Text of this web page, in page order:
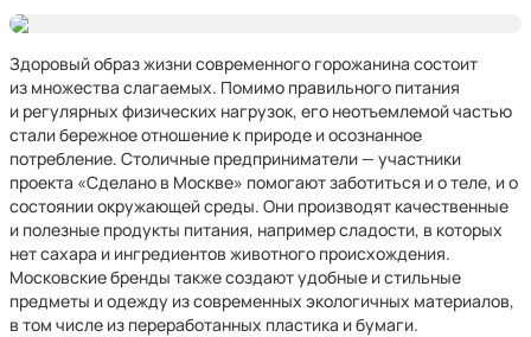
Здоровый образ жизни современного горожанина состоит
из множества слагаемых. Помимо правильного питания
и регулярных физических нагрузок, его неотъемлемой частью
стали бережное отношение к природе и осознанное
потребление. Столичные предприниматели — участники
проекта «Сделано в Москве» помогают заботиться и о теле, и о
состоянии окружающей среды. Они производят качественные
и полезные продукты питания, например сладости, в которых
нет сахара и ингредиентов животного происхождения.
Московские бренды также создают удобные и стильные
предметы и одежду из современных экологичных материалов,
в том числе из переработанных пластика и бумаги.